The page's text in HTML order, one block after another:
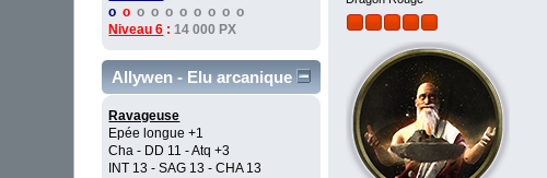
oo o o o o o o o o
Niveau 6 : 14 000 PX
Allywen - Elu arcanique
Ravageuse
Epée longue +1
Cha - DD 11 - Atq +3
INT 13 - SAG 13 - CHA 13